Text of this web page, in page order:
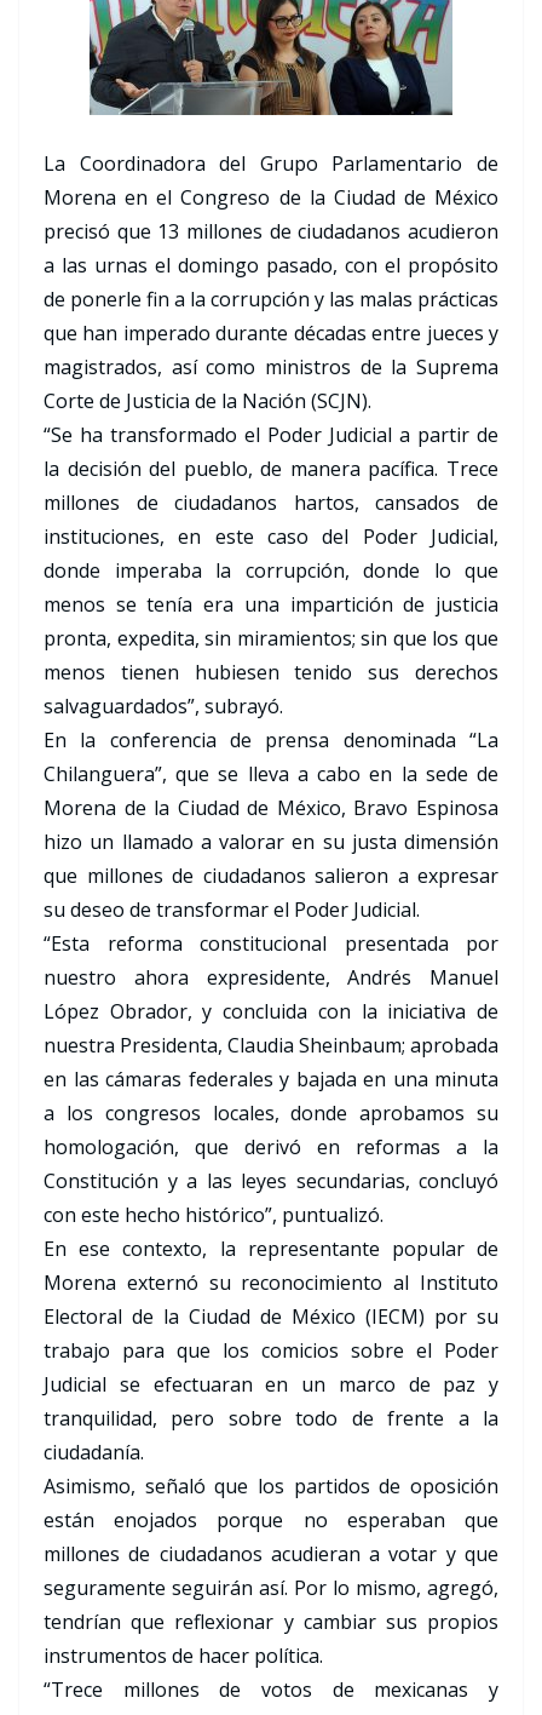
La Coordinadora del Grupo Parlamentario de
Morena en el Congreso de la Ciudad de México
precisó que 13 millones de ciudadanos acudieron
a las urnas el domingo pasado, con el propósito
de ponerle fin a la corrupción y las malas prácticas
que han imperado durante décadas entre jueces y
magistrados, así como ministros de la Suprema
Corte de Justicia de la Nación (SCJN).
“Se ha transformado el Poder Judicial a partir de
la decisión del pueblo, de manera pacífica. Trece
millones de ciudadanos hartos, cansados de
instituciones, en este caso del Poder Judicial,
donde imperaba la corrupción, donde lo que
menos se tenía era una impartición de justicia
pronta, expedita, sin miramientos; sin que los que
menos tienen hubiesen tenido sus derechos
salvaguardados”, subrayó.
En la conferencia de prensa denominada “La
Chilanguera”, que se lleva a cabo en la sede de
Morena de la Ciudad de México, Bravo Espinosa
hizo un llamado a valorar en su justa dimensión
que millones de ciudadanos salieron a expresar
su deseo de transformar el Poder Judicial.
“Esta reforma constitucional presentada por
nuestro ahora expresidente, Andrés Manuel
López Obrador, y concluida con la iniciativa de
nuestra Presidenta, Claudia Sheinbaum; aprobada
en las cámaras federales y bajada en una minuta
a los congresos locales, donde aprobamos su
homologación, que derivó en reformas a la
Constitución y a las leyes secundarias, concluyó
con este hecho histórico”, puntualizó.
En ese contexto, la representante popular de
Morena externó su reconocimiento al Instituto
Electoral de la Ciudad de México (IECM) por su
trabajo para que los comicios sobre el Poder
Judicial se efectuaran en un marco de paz y
tranquilidad, pero sobre todo de frente a la
ciudadanía.
Asimismo, señaló que los partidos de oposición
están enojados porque no esperaban que
millones de ciudadanos acudieran a votar y que
seguramente seguirán así. Por lo mismo, agregó,
tendrían que reflexionar y cambiar sus propios
instrumentos de hacer política.
“Trece millones de votos de mexicanas y